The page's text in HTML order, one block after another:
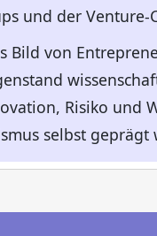
und der Venture-
Bild von
Risiko und
selbst geprägt